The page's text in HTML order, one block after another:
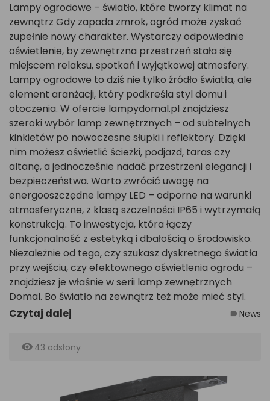
Lampy ogrodowe – światło, które tworzy klimat na
zewnątrz Gdy zapada zmrok, ogród może zyskać
zupełnie nowy charakter. Wystarczy odpowiednie
oświetlenie, by zewnętrzna przestrzeń stała się
miejscem relaksu, spotkań i wyjątkowej atmosfery.
Lampy ogrodowe to dziś nie tylko źródło światła, ale
element aranżacji, który podkreśla styl domu i
otoczenia. W ofercie lampydomal.pl znajdziesz
szeroki wybór lamp zewnętrznych – od subtelnych
kinkietów po nowoczesne słupki i reflektory. Dzięki
nim możesz oświetlić ścieżki, podjazd, taras czy
altanę, a jednocześnie nadać przestrzeni elegancji i
bezpieczeństwa. Warto zwrócić uwagę na
energooszczędne lampy LED – odporne na warunki
atmosferyczne, z klasą szczelności IP65 i wytrzymałą
konstrukcją. To inwestycja, która łączy
funkcjonalność z estetyką i dbałością o środowisko.
Niezależnie od tego, czy szukasz dyskretnego światła
przy wejściu, czy efektownego oświetlenia ogrodu –
znajdziesz je właśnie w serii lamp zewnętrznych
Domal. Bo światło na zewnątrz też może mieć styl.
Czytaj dalej
label News
remove_red_eye 43 odsłony